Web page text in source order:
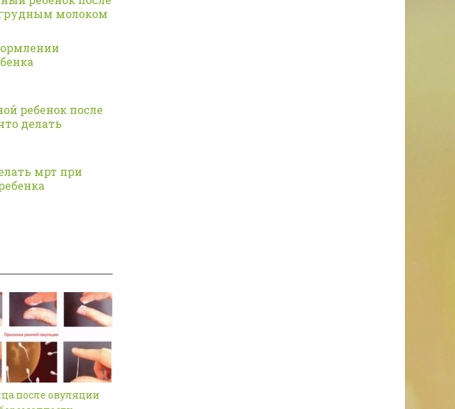
молоком
ребенок после
делать
мрт при
после овуляции